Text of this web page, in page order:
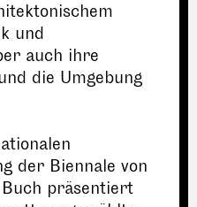
und
auch ihre
die Umgebung
der Biennale von
präsentiert